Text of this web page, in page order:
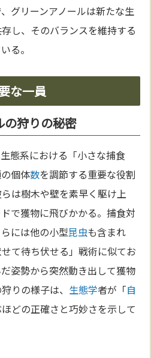
グリーンアノールは新たな生
し、そのバランスを維持する
る。
な一員
の狩りの秘密
態系における「小さな捕食
個体数を調節する重要な役割
は樹木や壁を素早く駆け上
で獲物に飛びかかる。捕食対
には他の小型昆虫も含まれ
て待ち伏せる」戦術に似てお
姿勢から突然動き出して獲物
りの様子は、 生態学者が「自
ほどの正確さと巧妙さを示して